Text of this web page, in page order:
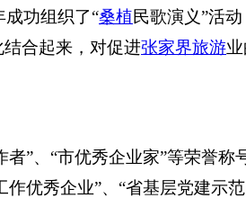
成功组织了“桑植民歌演义”活
合起来，对促进张家界旅游
”、“市优秀企业家”等荣誉称
优秀企业”、“省基层党建示